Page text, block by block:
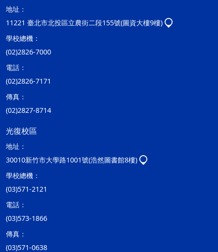
地址：
11221 臺北市北投區立農街二段155號(圖資大樓9樓)
學校總機：
(02)2826-7000
電話：
(02)2826-7171
傳真：
(02)2827-8714
光復校區
地址：
30010新竹市大學路1001號(浩然圖書館8樓)
學校總機：
(03)571-2121
電話：
(03)573-1866
傳真：
(03)571-0638